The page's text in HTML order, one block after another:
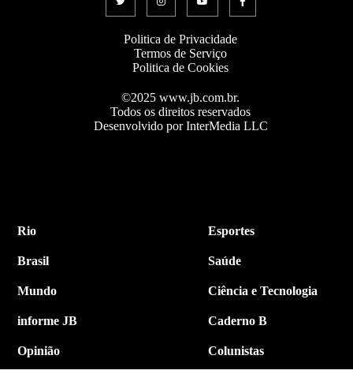
Politica de Privacidade
Termos de Serviço
Politica de Cookies
©2025 www.jb.com.br.
Todos os direitos reservados
Desenvolvido por InterMedia LLC
Rio
Brasil
Mundo
informe JB
Opinião
Esportes
Saúde
Ciência e Tecnologia
Caderno B
Colunistas